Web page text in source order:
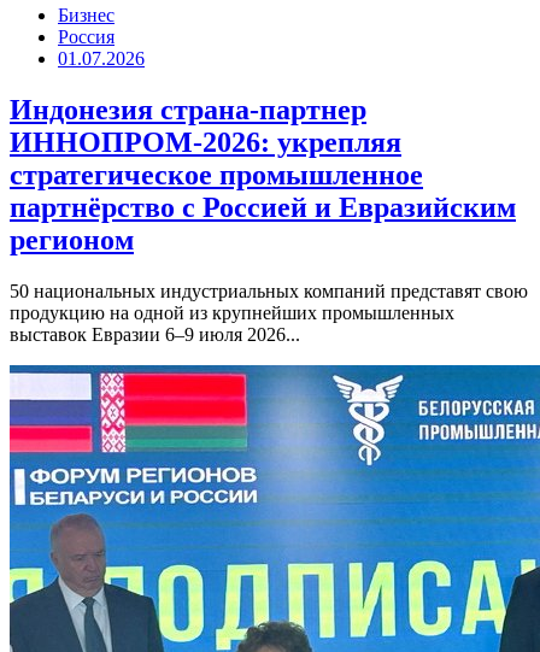
Бизнес
Россия
01.07.2026
Индонезия страна-партнер
ИННОПРОМ-2026: укрепляя
стратегическое промышленное
партнёрство с Россией и Евразийским
регионом
50 национальных индустриальных компаний представят свою
продукцию на одной из крупнейших промышленных
выставок Евразии 6–9 июля 2026...